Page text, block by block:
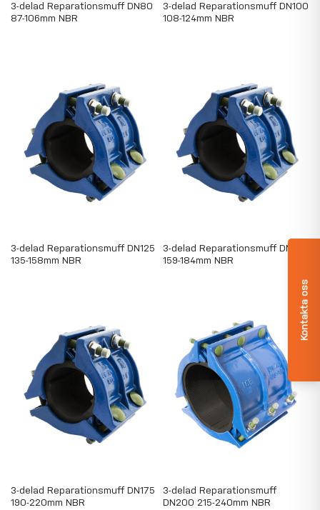
Kontakta oss
3-delad Reparationsmuff DN80
87-106mm NBR
3-delad Reparationsmuff DN100
108-124mm NBR
3-delad Reparationsmuff DN125
135-158mm NBR
3-delad Reparationsmuff DN150
159-184mm NBR
3-delad Reparationsmuff DN175
190-220mm NBR
3-delad Reparationsmuff
DN200 215-240mm NBR